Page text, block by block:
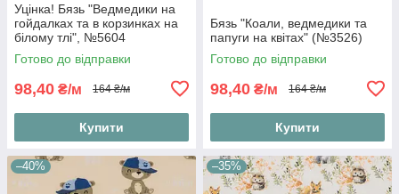
Уцінка! Бязь "Ведмедики на
гойдалках та в корзинках на
білому тлі", №5604
Готово до відправки
98,40 ₴/м 164 ₴/м
Купити
Бязь "Коали, ведмедики та
папуги на квітах" (№3526)
Готово до відправки
98,40 ₴/м 164 ₴/м
Купити
–40% –35%